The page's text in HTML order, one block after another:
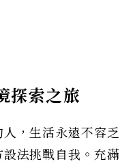
索之旅
，生活永遠不容乏
法挑戰自我。充滿